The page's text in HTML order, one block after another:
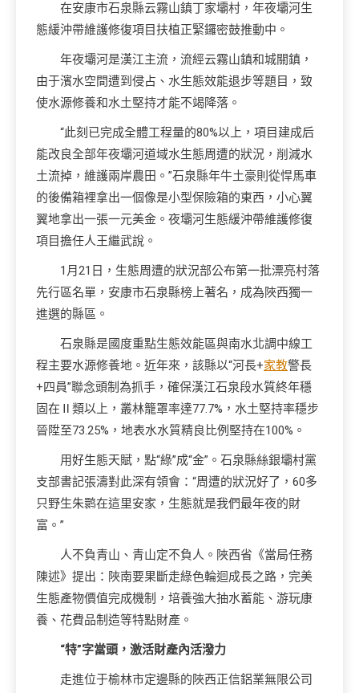
在安康市石泉縣云霧山鎮丁家壩村，年夜壩河生
態緩沖帶維護修復項目扶植正緊鑼密鼓推動中。
年夜壩河是漢江主流，流經云霧山鎮和城關鎮，
由于濱水空間遭到侵占、水生態效能退步等題目，致
使水源修養和水土堅持才能不竭降落。
“此刻已完成全體工程量的80%以上，項目建成后
能改良全部年夜壩河道域水生態周遭的狀況，削減水
土流掉，維護兩岸農田。”石泉縣年牛土豪則從悍馬車
的後備箱裡拿出一個像是小型保險箱的東西，小心翼
翼地拿出一張一元美金。夜壩河生態緩沖帶維護修復
項目擔任人王繼武說。
1月21日，生態周遭的狀況部公布第一批漂亮村落
先行區名單，安康市石泉縣榜上著名，成為陜西獨一
進選的縣區。
石泉縣是國度重點生態效能區與南水北調中線工
程主要水源修養地。近年來，該縣以“河長+家教警長
+四員”聯念頭制為抓手，確保漢江石泉段水質終年穩
固在Ⅱ類以上，叢林籠罩率達77.7%，水土堅持率穩步
晉陞至73.25%，地表水水質精良比例堅持在100%。
用好生態天賦，點“綠”成“金”。石泉縣絲銀壩村黨
支部書記張濤對此深有領會：“周遭的狀況好了，60多
只野生朱鹮在這里安家，生態就是我們最年夜的財
富。”
人不負青山、青山定不負人。陜西省《當局任務
陳述》提出：陜南要果斷走綠色輪迴成長之路，完美
生態產物價值完成機制，培養強大抽水蓄能、游玩康
養、花費品制造等特點財產。
“特”字當頭，激活財產內活潑力
走進位于榆林市定邊縣的陜西正信鋁業無限公司